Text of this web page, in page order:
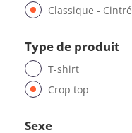
Classique - Cintré
Type de produit
T-shirt
Crop top
Sexe